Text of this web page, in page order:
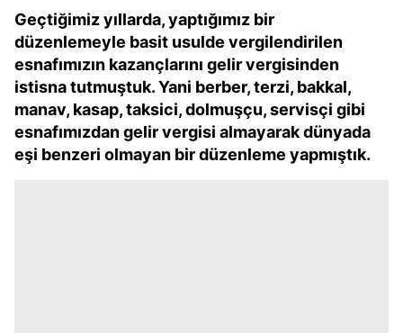
Geçtiğimiz yıllarda, yaptığımız bir
düzenlemeyle basit usulde vergilendirilen
esnafımızın kazançlarını gelir vergisinden
istisna tutmuştuk. Yani berber, terzi, bakkal,
manav, kasap, taksici, dolmuşçu, servisçi gibi
esnafımızdan gelir vergisi almayarak dünyada
eşi benzeri olmayan bir düzenleme yapmıştık.